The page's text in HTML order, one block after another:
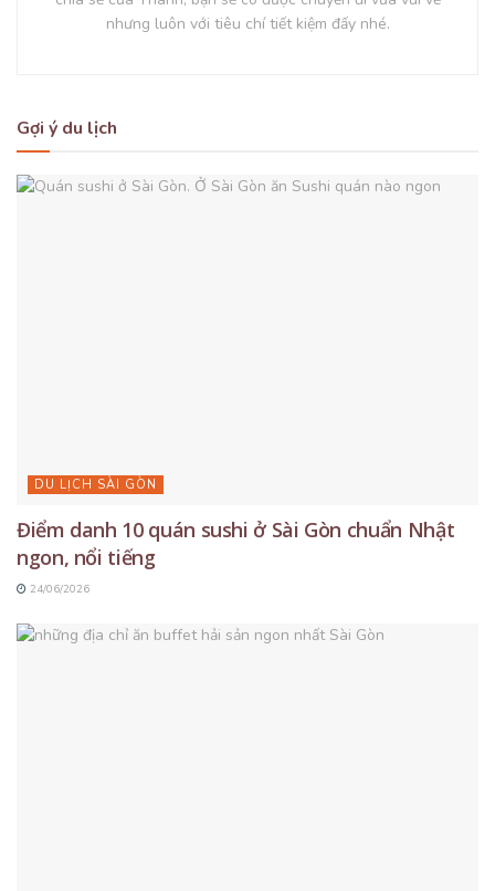
nhưng luôn với tiêu chí tiết kiệm đấy nhé.
Gợi ý du lịch
DU LỊCH SÀI GÒN
Điểm danh 10 quán sushi ở Sài Gòn chuẩn Nhật
ngon, nổi tiếng
24/06/2026